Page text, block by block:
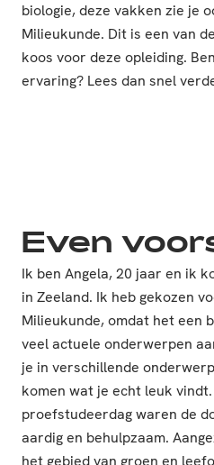
biologie, deze vakken zie je
Milieukunde. Dit is een van
koos voor deze opleiding.
ervaring? Lees dan snel
Even
Ik ben Angela, 20 jaar en ik
in Zeeland. Ik heb gekozen
Milieukunde, omdat het een
veel actuele onderwerpen
je in verschillende
komen wat je echt leuk
proefstudeerdag waren de
aardig en behulpzaam.
het gebied van groen en